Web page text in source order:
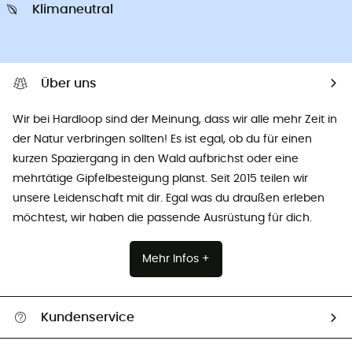
Klimaneutral
Über uns
Wir bei Hardloop sind der Meinung, dass wir alle mehr Zeit in
der Natur verbringen sollten! Es ist egal, ob du für einen
kurzen Spaziergang in den Wald aufbrichst oder eine
mehrtätige Gipfelbesteigung planst. Seit 2015 teilen wir
unsere Leidenschaft mit dir. Egal was du draußen erleben
möchtest, wir haben die passende Ausrüstung für dich.
Mehr Infos +
Kundenservice